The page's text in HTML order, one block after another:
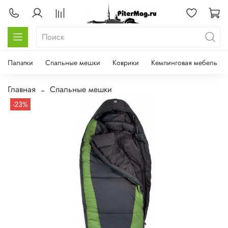
Палатки Спальные мешки Коврики Кемпинговая мебель
Главная Спальные мешки
-23%